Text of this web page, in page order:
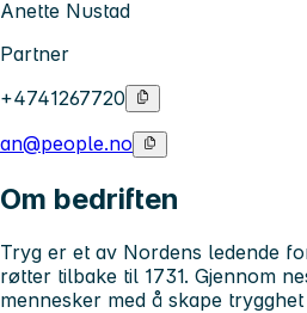
Anette Nustad
Partner
+4741267720
an@people.no
Om bedriften
Tryg er et av Nordens ledende
røtter tilbake til 1731. Gjennom
mennesker med å skape